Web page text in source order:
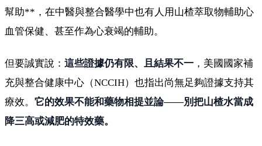
幫助**，在中醫與整合醫學中也有人用山楂萃取物輔助心
血管保健、甚至作為心衰竭的輔助。
但要誠實說： 這些證據仍有限、且結果不一 ，美國國家補
充與整合健康中心（NCCIH）也指出尚無足夠證據支持其
療效。 它的效果不能和藥物相提並論——別把山楂水當成
降三高或減肥的特效藥。